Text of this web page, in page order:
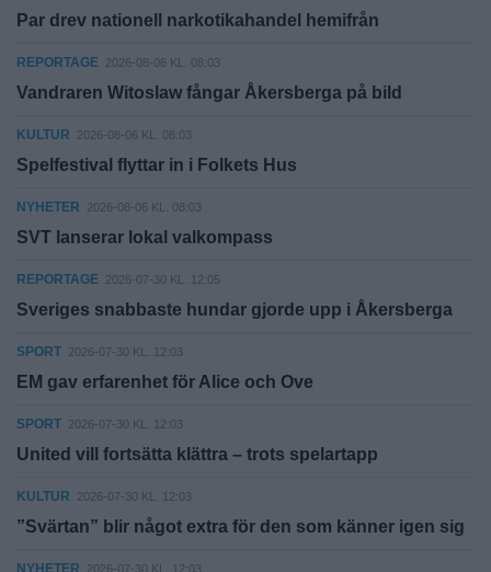
Par drev nationell narkotikahandel hemifrån
REPORTAGE 2026-08-06 KL. 08:03
Vandraren Witoslaw fångar Åkersberga på bild
KULTUR 2026-08-06 KL. 08:03
Spelfestival flyttar in i Folkets Hus
NYHETER 2026-08-06 KL. 08:03
SVT lanserar lokal valkompass
REPORTAGE 2026-07-30 KL. 12:05
Sveriges snabbaste hundar gjorde upp i Åkersberga
SPORT 2026-07-30 KL. 12:03
EM gav erfarenhet för Alice och Ove
SPORT 2026-07-30 KL. 12:03
United vill fortsätta klättra – trots spelartapp
KULTUR 2026-07-30 KL. 12:03
”Svärtan” blir något extra för den som känner igen sig
NYHETER 2026-07-30 KL. 12:03